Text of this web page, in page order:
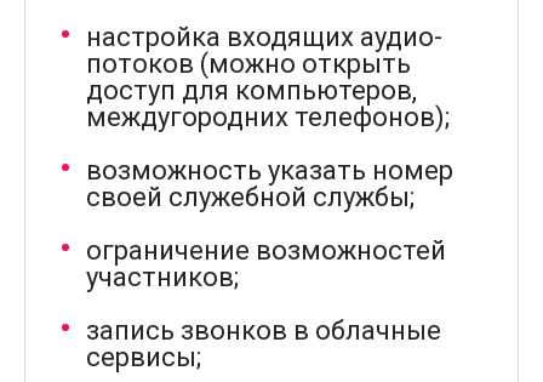
настройка входящих аудио-
потоков (можно открыть
доступ для компьютеров,
междугородних телефонов);
возможность указать номер
своей служебной службы;
ограничение возможностей
участников;
запись звонков в облачные
сервисы;